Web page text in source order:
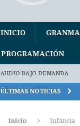
INICIO GRANMA
PROGRAMACIÓN
AUDIO BAJO DEMANDA
ÚLTIMAS NOTICIAS
Inicio Infancia